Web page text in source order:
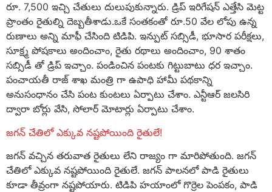
రూ. 7,500 ఇచ్చి చేతులు దులుపుకున్నారు. డ్రిప్ ఇరిగేషన్ ఎత్తేసి మెట్ట
ప్రాంతం రైతుల్ని దెబ్బతీశాడు.ఒకే సంతకంతో రూ.50 వేల లోపు ఉన్న
రుణాలు అన్ని మాఫీ చేసింది టిడిపి. ఇన్పుట్ సబ్సిడీ, భూసార పరీక్షలు,
సూక్ష్మ పోషకాలు అందించాం, రైతు రథాలు అందించాం, 90 శాతం
సబ్సిడీ తో డ్రిప్ ఇచ్చాం. పండించిన పంటకు గిట్టుబాటు ధర ఇచ్చాం.
పంచాయతీ రాజ్ శాఖ మంత్రి గా ఉపాధి హామీ పథకాన్ని
అనుసంధానం చేసి పంట కుంటలు ఏర్పాటు చేశాం. ఎన్టీఆర్ జలసిరి
ద్వారా బోర్లు వేసి, సోలార్ మోటార్లు ఏర్పాటు చేశాం.
జగన్ చేతిలో ఎక్కువ నష్టపోయింది రైతులే!
జగన్ వచ్చిన తరువాత రైతులు లేని రాజ్యం గా మారిపోతుంది. జగన్
చేతిలో ఎక్కువ నష్టపోయింది రైతులే. జగన్ పాలనలో పాడి రైతులు
కూడా తీవ్రంగా నష్టపోయారు. టిడిపి హయాంలో గొర్రెల పెంపకం, పాడి